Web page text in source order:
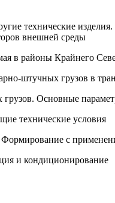
технические изделия.
внешней среды
в районы Крайнего
штучных грузов в
Основные
технические условия
с
и кондиционирование